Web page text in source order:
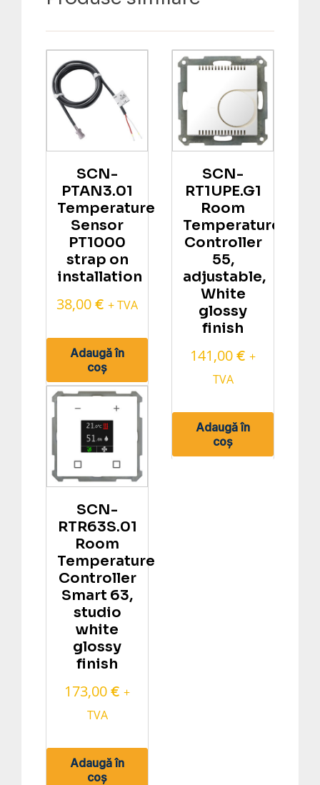
SCN-
PTAN3.01
Temperature
Sensor
PT1000
strap on
installation
38,00 € + TVA
Adaugă în
coș
SCN-
RT1UPE.G1
Room
Temperature
Controller
55,
adjustable,
White
glossy
finish
141,00 € +
TVA
Adaugă în
coș
SCN-
RTR63S.01
Room
Temperature
Controller
Smart 63,
studio
white
glossy
finish
173,00 € +
TVA
Adaugă în
coș